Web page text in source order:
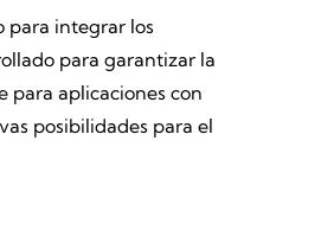
para integrar los
para garantizar la
para aplicaciones con
posibilidades para el